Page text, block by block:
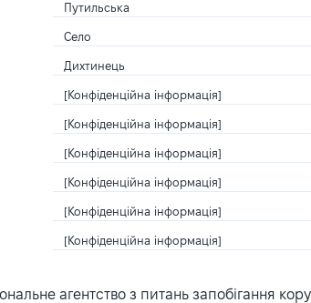
Путильська
Село
Дихтинець
[Конфіденційна інформація]
[Конфіденційна інформація]
[Конфіденційна інформація]
[Конфіденційна інформація]
[Конфіденційна інформація]
[Конфіденційна інформація]
агентство з питань запобігання